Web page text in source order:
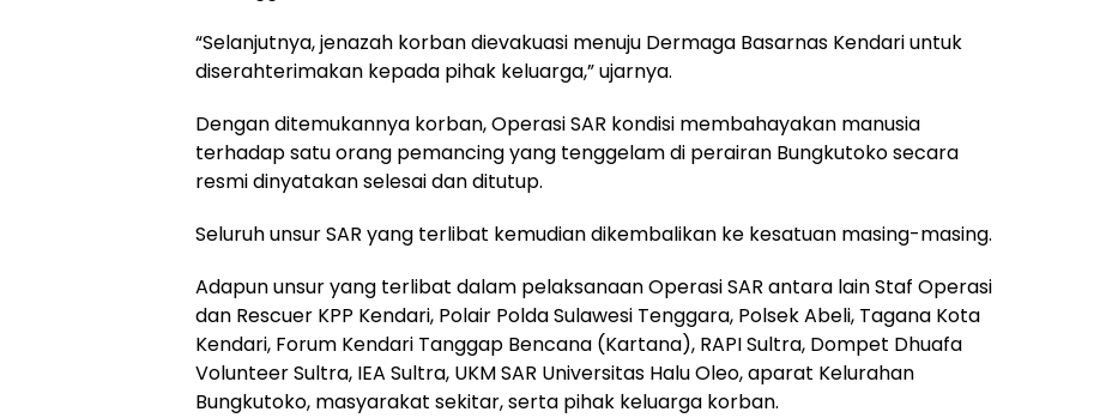
“Selanjutnya, jenazah korban dievakuasi menuju Dermaga Basarnas Kendari untuk
diserahterimakan kepada pihak keluarga,” ujarnya.
Dengan ditemukannya korban, Operasi SAR kondisi membahayakan manusia
terhadap satu orang pemancing yang tenggelam di perairan Bungkutoko secara
resmi dinyatakan selesai dan ditutup.
Seluruh unsur SAR yang terlibat kemudian dikembalikan ke kesatuan masing-masing.
Adapun unsur yang terlibat dalam pelaksanaan Operasi SAR antara lain Staf Operasi
dan Rescuer KPP Kendari, Polair Polda Sulawesi Tenggara, Polsek Abeli, Tagana Kota
Kendari, Forum Kendari Tanggap Bencana (Kartana), RAPI Sultra, Dompet Dhuafa
Volunteer Sultra, IEA Sultra, UKM SAR Universitas Halu Oleo, aparat Kelurahan
Bungkutoko, masyarakat sekitar, serta pihak keluarga korban.